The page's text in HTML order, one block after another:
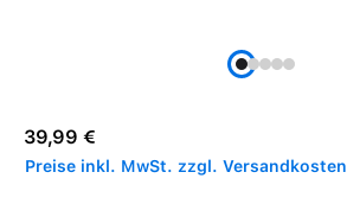
Regulärer Preis:
39,99 €
Preise inkl. MwSt. zzgl. Versandkosten